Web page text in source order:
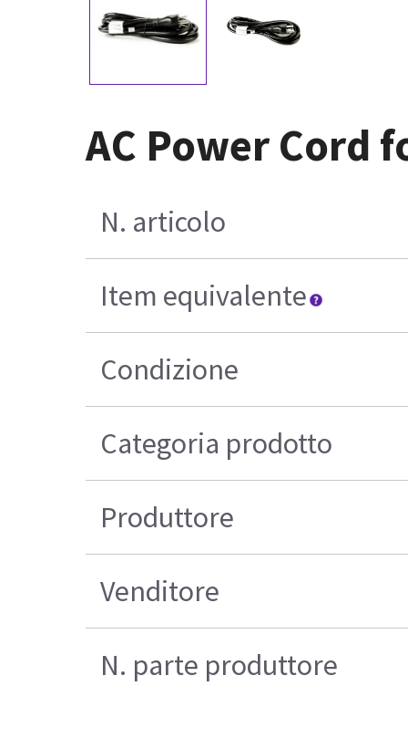
AC Power Cord
N. articolo
Item equivalente
Condizione
Categoria prodotto
Produttore
Venditore
N. parte produttore